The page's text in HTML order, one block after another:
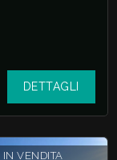
DETTAGLI
IN VENDITA